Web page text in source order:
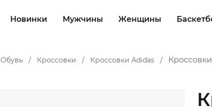
Новинки Мужчины Женщины
Обувь / Кроссовки / Кроссовки Adidas /